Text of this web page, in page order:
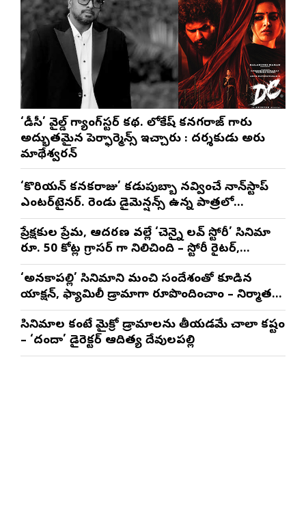
‘డీసీ’ వైల్డ్ గ్యాంగ్‌స్టర్ కథ. లోకేష్ కనగరాజ్ గారు
అద్భుతమైన పెర్ఫార్మెన్స్ ఇచ్చారు : దర్శకుడు అరుణ్
మాథేశ్వరన్
‘కొరియన్ కనకరాజు’ కడుపుబ్బా నవ్వించే నాన్‌స్టాప్
ఎంటర్‌టైనర్. రెండు డైమెన్షన్స్ ఉన్న పాత్రలో
నటించడం చాలా సంతృప్తినిచ్చింది : వరుణ్ తేజ్
ప్రేక్షకుల ప్రేమ, ఆదరణ వల్లే ‘చెన్నై లవ్ స్టోరీ’ సినిమా
రూ. 50 కోట్ల గ్రాసర్ గా నిలిచింది – స్టోరీ రైటర్,
ప్రొడ్యూసర్ సాయి రాజేష్
‘అనకాపల్లి’ సినిమాని మంచి సందేశంతో కూడిన
యాక్షన్, ఫ్యామిలీ డ్రామాగా రూపొందించాం – నిర్మాతలు
త్రినాథరావు నక్కిన, కాండ్రేగుల నాయుడు
సినిమాల కంటే మైక్రో డ్రామాలను తీయడమే చాలా కష్టం
– ‘దందా’ డైరెక్ట‌ర్ ఆదిత్య దేవులపల్లి